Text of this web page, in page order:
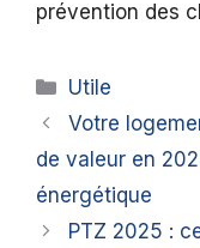
prévention des
Catégories
Utile
Votre
de valeur en
énergétique
PTZ 2025 :